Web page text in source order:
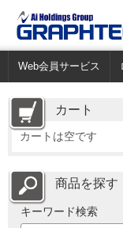
Web会員サービス
カート
カートは空です
商品を探す
キーワード検索